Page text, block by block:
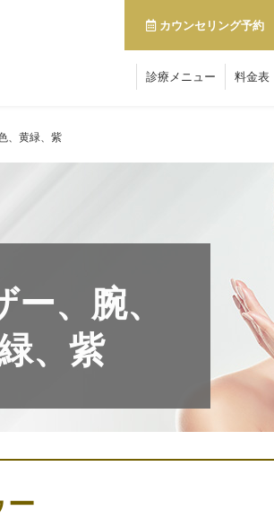
カウンセリング予約
診療メニュー 料金表
、黄緑、紫
、腕、
、紫